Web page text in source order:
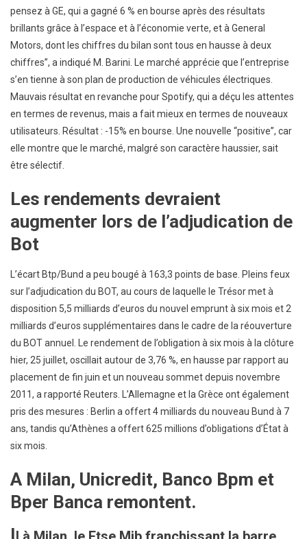
pensez à GE, qui a gagné 6 % en bourse après des résultats
brillants grâce à l’espace et à l’économie verte, et à General
Motors, dont les chiffres du bilan sont tous en hausse à deux
chiffres”, a indiqué M. Barini. Le marché apprécie que l’entreprise
s’en tienne à son plan de production de véhicules électriques.
Mauvais résultat en revanche pour Spotify, qui a déçu les attentes
en termes de revenus, mais a fait mieux en termes de nouveaux
utilisateurs. Résultat : -15% en bourse. Une nouvelle “positive”, car
elle montre que le marché, malgré son caractère haussier, sait
être sélectif.
Les rendements devraient
augmenter lors de l’adjudication de
Bot
L’écart Btp/Bund a peu bougé à 163,3 points de base. Pleins feux
sur l’adjudication du BOT, au cours de laquelle le Trésor met à
disposition 5,5 milliards d’euros du nouvel emprunt à six mois et 2
milliards d’euros supplémentaires dans le cadre de la réouverture
du BOT annuel. Le rendement de l’obligation à six mois à la clôture
hier, 25 juillet, oscillait autour de 3,76 %, en hausse par rapport au
placement de fin juin et un nouveau sommet depuis novembre
2011, a rapporté Reuters. L’Allemagne et la Grèce ont également
pris des mesures : Berlin a offert 4 milliards du nouveau Bund à 7
ans, tandis qu’Athènes a offert 625 millions d’obligations d’État à
six mois.
A Milan, Unicredit, Banco Bpm et
Bper Banca remontent.
I